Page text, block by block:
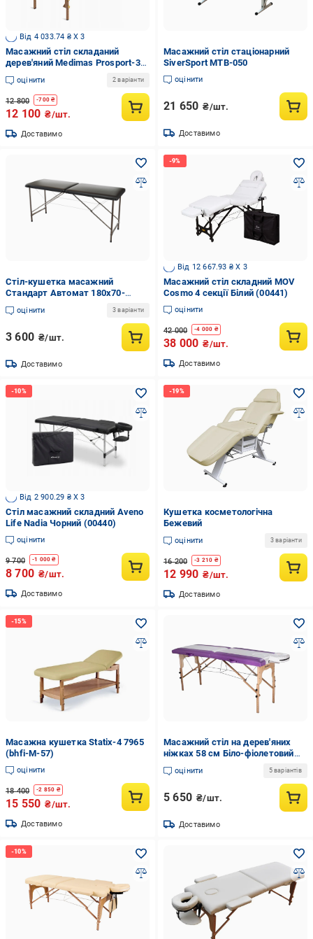
Від 4 033.74 ₴ X 3
Масажний стіл складаний
дерев'яний Medimas Prosport-3
195x70 см Бежевий
оцінити 2 варіанти
12 800 -700 ₴
12 100 ₴/шт.
Доставимо
Масажний стіл стаціонарний
SiverSport MTB-050
оцінити
21 650 ₴/шт.
Доставимо
Стіл-кушетка масажний
Стандарт Автомат 180х70-
85х60 см Чорний (8071319)
оцінити 3 варіанти
3 600 ₴/шт.
Доставимо
Від 12 667.93 ₴ X 3
Масажний стіл складний MOV
Cosmo 4 секції Білий (00441)
оцінити
42 000 -4 000 ₴
38 000 ₴/шт.
Доставимо
Від 2 900.29 ₴ X 3
Стіл масажний складний Aveno
Life Nadia Чорний (00440)
оцінити
9 700 -1 000 ₴
8 700 ₴/шт.
Доставимо
Кушетка косметологічна
Бежевий
оцінити 3 варіанти
16 200 -3 210 ₴
12 990 ₴/шт.
Доставимо
Масажна кушетка Statix-4 7965
(bhfi-M-57)
оцінити
18 400 -2 850 ₴
15 550 ₴/шт.
Доставимо
Масажний стіл на дерев'яних
ніжках 58 см Біло-фіолетовий
(001бф)
оцінити 5 варіантів
5 650 ₴/шт.
Доставимо